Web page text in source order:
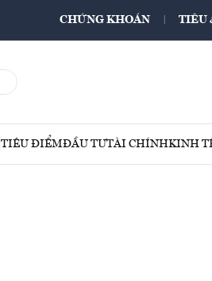
CHỨNG KHOÁN TIÊU
TIÊU ĐIỂMĐẦU TƯTÀI CHÍNHKINH